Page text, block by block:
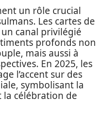
un rôle crucial
Les cartes de
canal privilégié
profonds non
mais aussi à
En 2025, les
l’accent sur des
symbolisant la
la célébration de